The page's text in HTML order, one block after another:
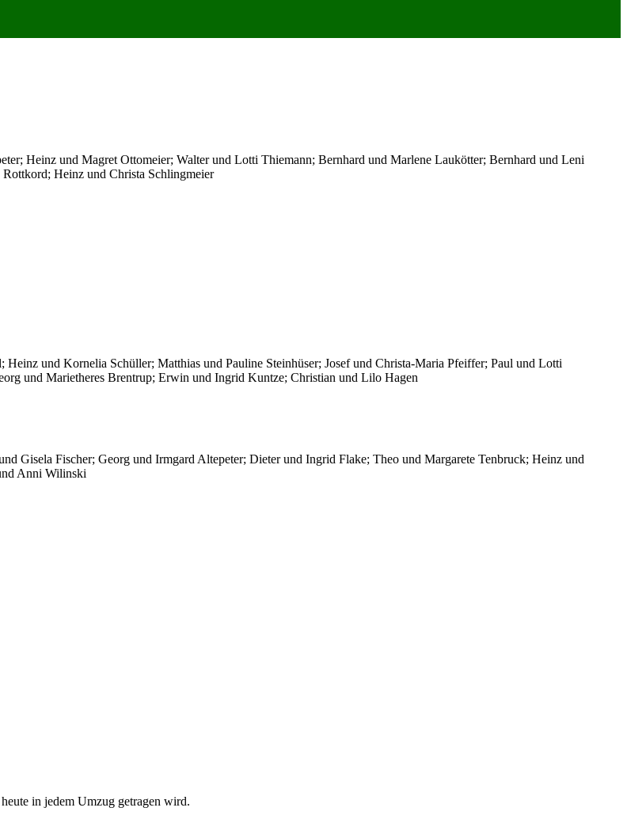
Heinz und Magret Ottomeier; Walter und Lotti Thiemann; Bernhard und Marlene Laukötter; Bernhard und Leni
Heinz und Christa Schlingmeier
und Kornelia Schüller; Matthias und Pauline Steinhüser; Josef und Christa-Maria Pfeiffer; Paul und Lotti
und Marietheres Brentrup; Erwin und Ingrid Kuntze; Christian und Lilo Hagen
Gisela Fischer; Georg und Irmgard Altepeter; Dieter und Ingrid Flake; Theo und Margarete Tenbruck; Heinz und
Anni Wilinski
in jedem Umzug getragen wird.